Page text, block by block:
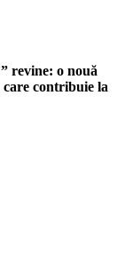
revine: o nouă
contribuie la